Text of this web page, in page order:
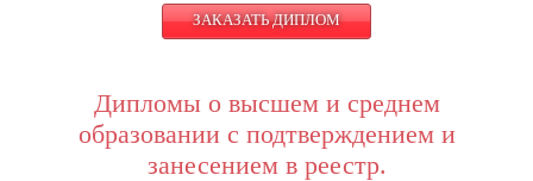
ЗАКАЗАТЬ ДИПЛОМ
Дипломы о высшем и среднем
образовании с подтверждением и
занесением в реестр.